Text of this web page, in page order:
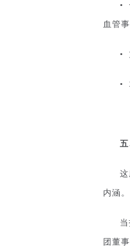
•
血管
•
•
五
内涵。
团董